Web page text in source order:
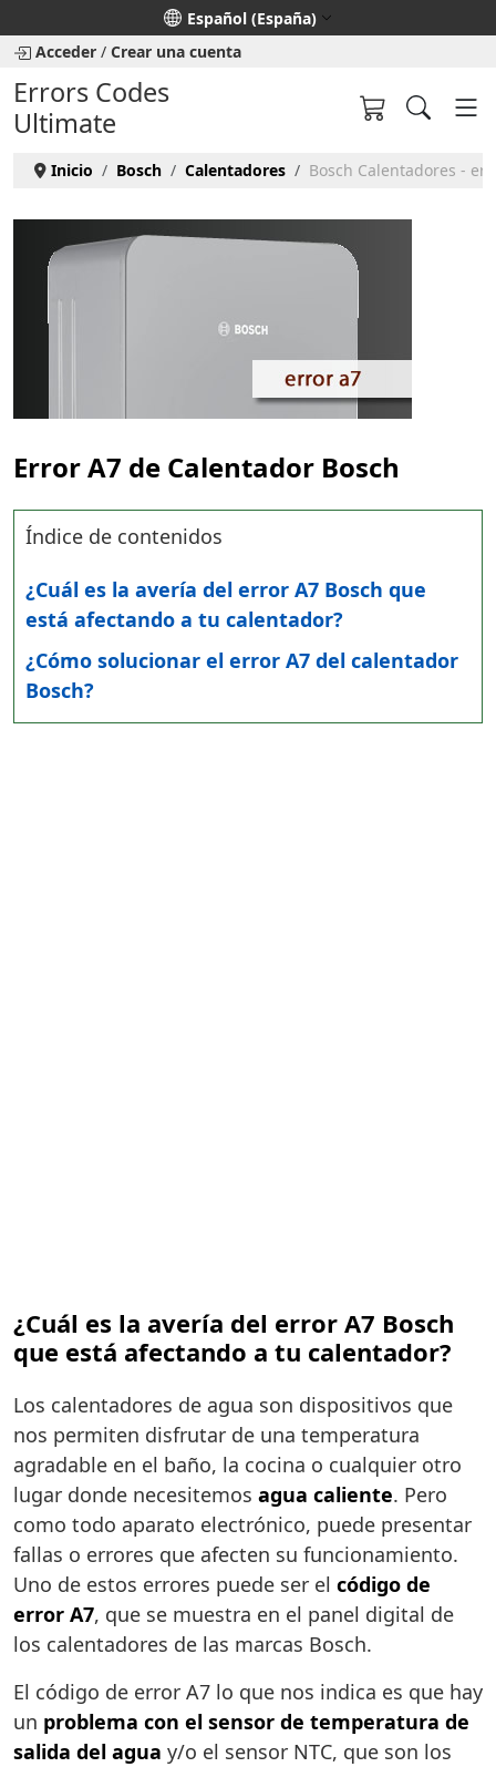
Seleccione su idioma
Español (España)
Acceder / Crear una cuenta
Errors Codes
Ultimate
Inicio Bosch Calentadores Bosch Calentadores -
Error A7 de Calentador Bosch
Índice de contenidos
¿Cuál es la avería del error A7 Bosch que
está afectando a tu calentador?
¿Cómo solucionar el error A7 del calentador
Bosch?
¿Cuál es la avería del error A7 Bosch
que está afectando a tu calentador?
Los calentadores de agua son dispositivos que
nos permiten disfrutar de una temperatura
agradable en el baño, la cocina o cualquier otro
lugar donde necesitemos agua caliente. Pero
como todo aparato electrónico, puede presentar
fallas o errores que afecten su funcionamiento.
Uno de estos errores puede ser el código de
error A7, que se muestra en el panel digital de
los calentadores de las marcas Bosch.
El código de error A7 lo que nos indica es que hay
un problema con el sensor de temperatura de
salida del agua y/o el sensor NTC, que son los